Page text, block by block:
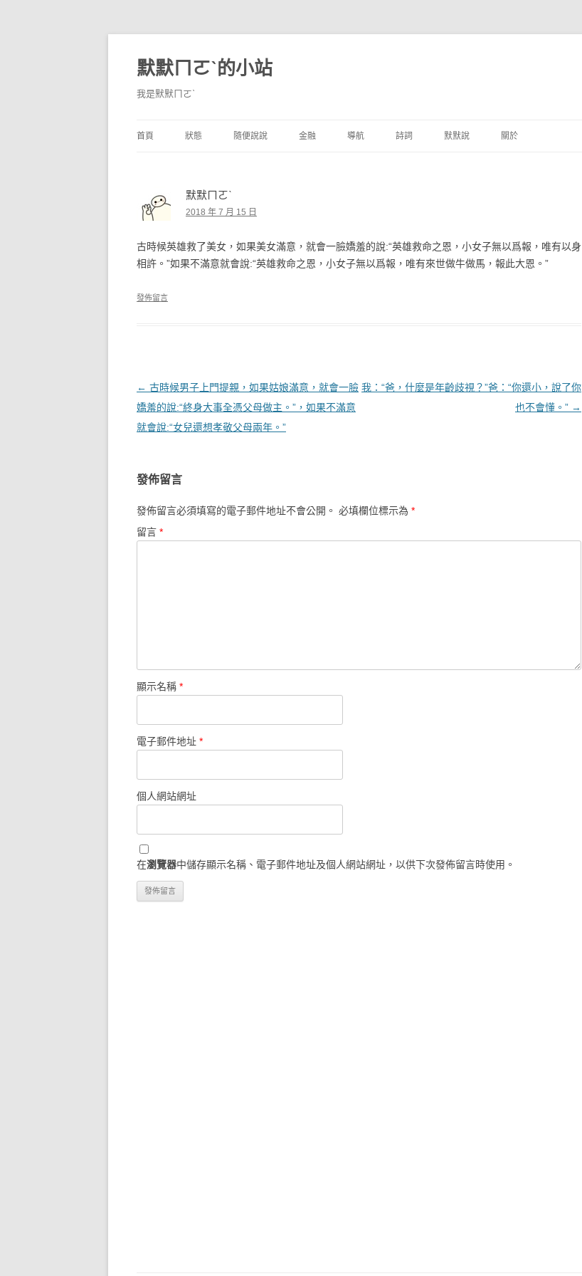
默默ㄇㄛˋ的小站
我是默默ㄇㄛˋ
首頁 狀態
獨白
隨便說說 金融
境外銀行
導航 詩詞 默默說 關於
默默ㄇㄛˋ
2018 年 7 月 15 日
古時候英雄救了美女，如果美女滿意，就會一臉嬌羞的說:“英雄救命之恩，小女子無以爲報，唯有以身
相許。”如果不滿意就會說:“英雄救命之恩，小女子無以爲報，唯有來世做牛做馬，報此大恩。”
發佈留言
文章導覽
← 古時候男子上門提親，如果姑娘滿意，就會一臉
嬌羞的說:“終身大事全憑父母做主。”，如果不滿意
就會說:“女兒還想孝敬父母兩年。”
我：“爸，什麼是年齡歧視？”爸：“你還小，說了你
也不會懂。” →
發佈留言
發佈留言必須填寫的電子郵件地址不會公開。 必填欄位標示為 *
留言 *
顯示名稱 *
電子郵件地址 *
個人網站網址
在瀏覽器中儲存顯示名稱、電子郵件地址及個人網站網址，以供下次發佈留言時使用。